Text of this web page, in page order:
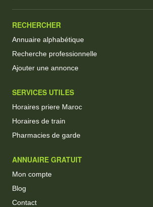
RECHERCHER
Annuaire alphabétique
Recherche professionnelle
Ajouter une annonce
SERVICES UTILES
Horaires priere Maroc
Horaires de train
Pharmacies de garde
ANNUAIRE GRATUIT
Mon compte
Blog
Contact